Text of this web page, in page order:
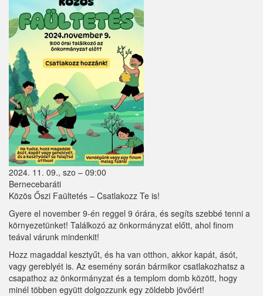
Verseg
Zebegény
Zsámbok
2024. 11. 09., szo – 09:00
Bernecebaráti
Közös Őszi Faültetés – Csatlakozz Te is!
Gyere el november 9-én reggel 9 órára, és segíts szebbé tenni a
környezetünket! Találkozó az önkormányzat előtt, ahol finom
teával várunk mindenkit!
Hozz magaddal kesztyűt, és ha van otthon, akkor kapát, ásót,
vagy gereblyét is. Az esemény során bármikor csatlakozhatsz a
csapathoz az önkormányzat és a templom domb között, hogy
minél többen együtt dolgozzunk egy zöldebb jövőért!